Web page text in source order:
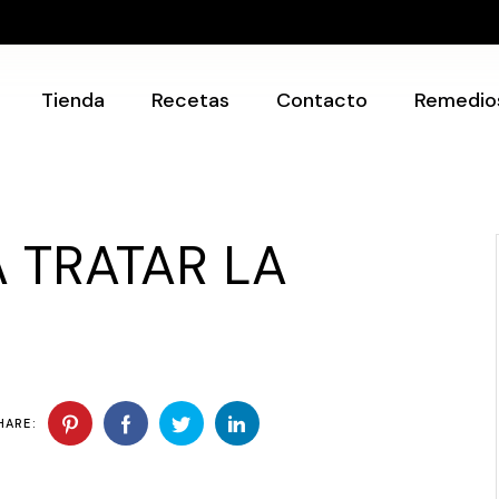
Tienda Recetas Contacto
LA